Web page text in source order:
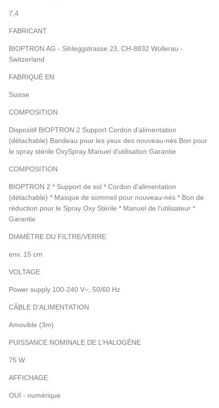
7,4
FABRICANT
BIOPTRON AG - Sihleggstrasse 23, CH-8832 Wollerau -
Switzerland
FABRIQUÉ EN
Suisse
COMPOSITION
Dispositif BIOPTRON 2 Support Cordon d'alimentation
(détachable) Bandeau pour les yeux des nouveau-nés Bon pour
le spray stérile OxySpray Manuel d'utilisation Garantie
COMPOSITION
BIOPTRON 2 * Support de sol * Cordon d'alimentation
(détachable) * Masque de sommeil pour nouveau-nés * Bon de
réduction pour le Spray Oxy Stérile * Manuel de l'utilisateur *
Garantie
DIAMÈTRE DU FILTRE/VERRE
env. 15 cm
VOLTAGE
Power supply 100-240 V~, 50/60 Hz
CÂBLE D’ALIMENTATION
Amovible (3m)
PUISSANCE NOMINALE DE L’HALOGÈNE
75 W
AFFICHAGE
OUI - numérique